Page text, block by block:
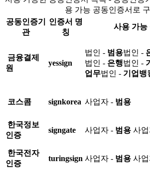
용 가능 공동인증서로
공동인증기
관
인증서 명
칭
사용 가능
금융결제
원
yessign
법인 - 범용법인 -
법인 - 은행법인 -
업무법인 - 기업뱅
코스콤 signkorea 사업자 - 범용
한국정보
인증
signgate 사업자 - 범용 사
한국전자
인증
turingsign 사업자 - 범용 사